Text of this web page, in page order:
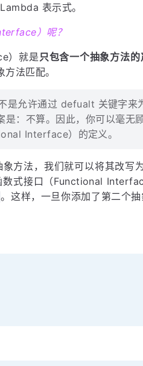
表示式。
）呢？
）就是只包含一个抽象方法的
法匹配。
是允许通过 defualt 关键字来
是：不算。因此，你可以毫无
Interface）的定义。
方法，我们就可以将其改写
数式接口（Functional
。这样，一旦你添加了第二个